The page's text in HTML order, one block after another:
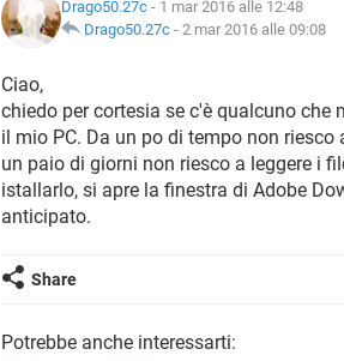
Drago50.27c - 1 mar 2016 alle 12:48
Drago50.27c - 2 mar 2016 alle 09:08
Ciao,
chiedo per cortesia se c'è qualcuno
il mio PC. Da un po di tempo non
un paio di giorni non riesco a leggere i
istallarlo, si apre la finestra di Adobe
anticipato.
Share
Potrebbe anche interessarti: